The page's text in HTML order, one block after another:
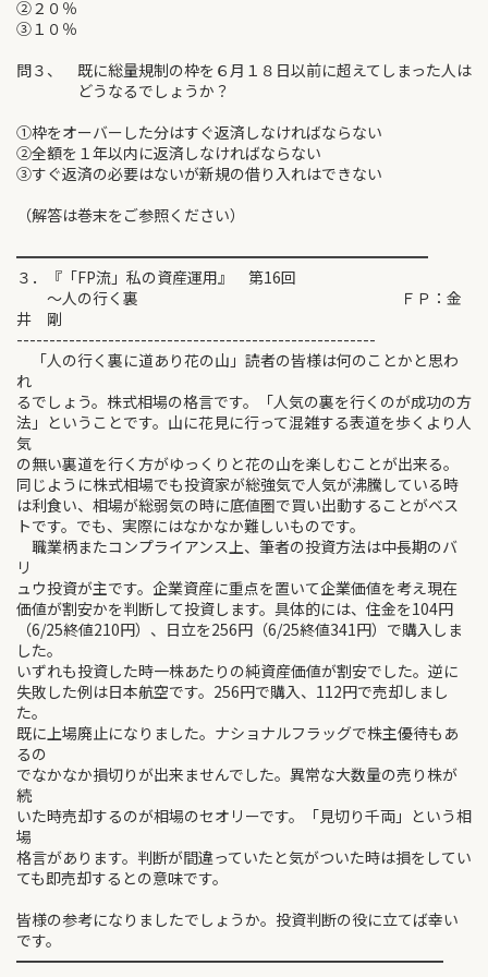
②２０％
③１０％
問３、 既に総量規制の枠を６月１８日以前に超えてしまった人は
どうなるでしょうか？
①枠をオーバーした分はすぐ返済しなければならない
②全額を１年以内に返済しなければならない
③すぐ返済の必要はないが新規の借り入れはできない
（解答は巻末をご参照ください）
━━━━━━━━━━━━━━━━━━━━━━━━━━━
３．『「FP流」私の資産運用』 第16回
～人の行く裏 ＦＰ：金
井 剛
-------------------------------------------------------
「人の行く裏に道あり花の山」読者の皆様は何のことかと思わ
れ
るでしょう。株式相場の格言です。「人気の裏を行くのが成功の方
法」ということです。山に花見に行って混雑する表道を歩くより人
気
の無い裏道を行く方がゆっくりと花の山を楽しむことが出来る。
同じように株式相場でも投資家が総強気で人気が沸騰している時
は利食い、相場が総弱気の時に底値圏で買い出動することがベス
トです。でも、実際にはなかなか難しいものです。
職業柄またコンプライアンス上、筆者の投資方法は中長期のバ
リ
ュウ投資が主です。企業資産に重点を置いて企業価値を考え現在
価値が割安かを判断して投資します。具体的には、住金を104円
（6/25終値210円）、日立を256円（6/25終値341円）で購入しま
した。
いずれも投資した時一株あたりの純資産価値が割安でした。逆に
失敗した例は日本航空です。256円で購入、112円で売却しまし
た。
既に上場廃止になりました。ナショナルフラッグで株主優待もあ
るの
でなかなか損切りが出来ませんでした。異常な大数量の売り株が
続
いた時売却するのが相場のセオリーです。「見切り千両」という相
場
格言があります。判断が間違っていたと気がついた時は損をしてい
ても即売却するとの意味です。
皆様の参考になりましたでしょうか。投資判断の役に立てば幸い
です。
━━━━━━━━━━━━━━━━━━━━━━━━━━━━